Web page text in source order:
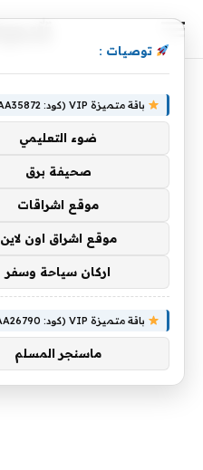
توصيات :
باقة متميزة VIP (كود: AA35872):
ضوء التعليمي
صحيفة برق
موقع اشراقات
موقع اشراق اون لاين
اركان سياحة وسفر
باقة متميزة VIP (كود: AA26790):
ماسنجر المسلم